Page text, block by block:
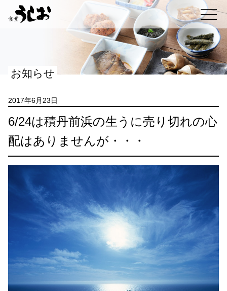
メニュー
お知らせ
2017年6月23日
6/24は積丹前浜の生うに売り切れの心
配はありませんが・・・